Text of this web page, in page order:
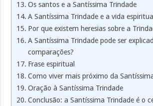
Os santos e a Santíssima Trindade
A Santíssima Trindade e a vida espiritual
Por que existem heresias sobre a
A Santíssima Trindade pode ser
comparações?
Frase espiritual
Como viver mais próximo da
Oração à Santíssima Trindade
Conclusão: a Santíssima Trindade é o